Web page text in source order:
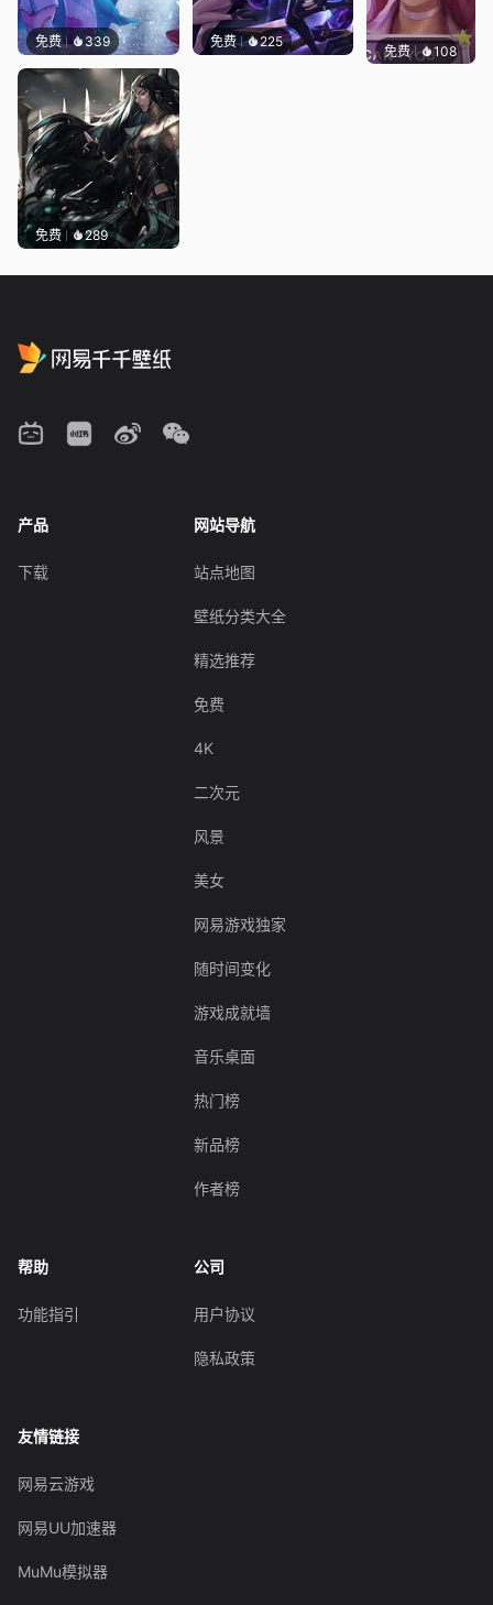
免费 339 免费 225
免费 289
免费 108Melon
产品
下载
网站导航
站点地图
壁纸分类大全
精选推荐
免费
4K
二次元
风景
美女
网易游戏独家
随时间变化
游戏成就墙
音乐桌面
热门榜
新品榜
作者榜
帮助
功能指引
公司
用户协议
隐私政策
友情链接
网易云游戏
网易UU加速器
MuMu模拟器